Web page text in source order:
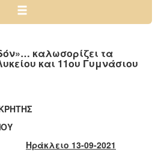
καλωσορίζει τα
και 11ου Γυμνάσιου
Ηράκλειο 13-09-2021